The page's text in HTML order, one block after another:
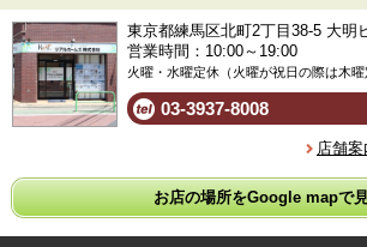
東京都練馬区北町2丁目38-5 大明
営業時間：10:00～19:00
火曜・水曜定休（火曜が祝日の際は木曜
03-3937-8008
店舗案
お店の場所をGoogle mapで